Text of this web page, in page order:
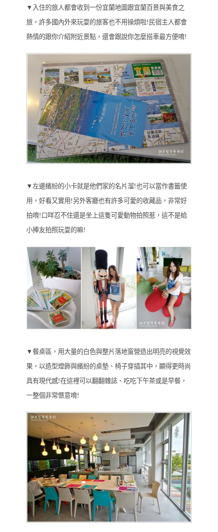
▼入住的旅人都會收到一份宜蘭地圖跟宜蘭百景與美食之
旅，許多國內外來玩耍的旅客也不用操煩啦!民宿主人都會
熱情的跟你介紹附近景點，還會跟說你怎麼搭車最方便唷!
▼左邊繽紛的小卡就是他們家的名片溜!也可以當作書籤使
用，好看又實用!另外客廳也有許多可愛的收藏品，非常好
拍唷!口咩忍不住還是坐上這隻可愛動物拍照惹，這不是給
小捧友拍照玩耍的嘛!
▼餐桌區，用大量的白色與整片落地窗營造出明亮的視覺效
果，以造型燈飾與繽紛的桌墊、椅子穿插其中，顯得更時尚
具有現代感!在這裡可以翻翻雜誌、吃吃下午茶或是早餐，
一整個非常愜意唷!